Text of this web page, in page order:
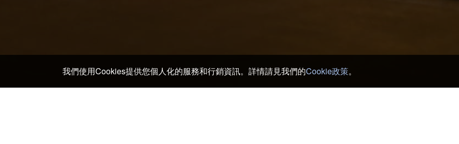
我們使用Cookies提供您個人化的服務和行銷資訊。詳情請見我們的Cookie政策。